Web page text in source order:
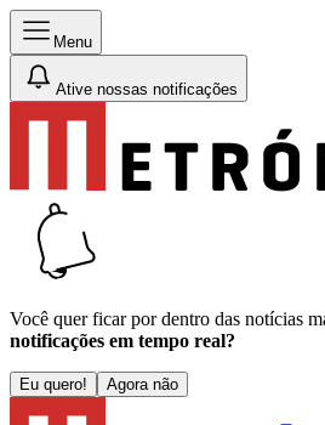
Menu
Ative nossas notificações
Você quer ficar por dentro das notícias
notificações em tempo real?
Eu quero! Agora não